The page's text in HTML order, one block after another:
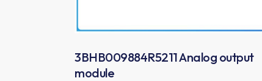
3BHB009884R5211 Analog output
module